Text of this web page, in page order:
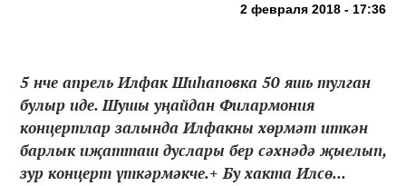
2 февраля 2018 - 17:36
5 нче апрель Илфак Шиһаповка 50 яшь тулган
булыр иде. Шушы уңайдан Филармония
концертлар залында Илфакны хөрмәт иткән
барлык иҗатташ дуслары бер сәхнәдә җыелып,
зур концерт үткәрмәкче.+ Бу хакта Илсө...